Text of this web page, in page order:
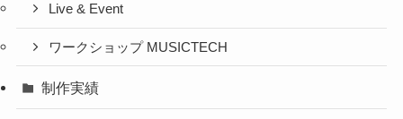
Live & Event
ワークショップ MUSICTECH
制作実績